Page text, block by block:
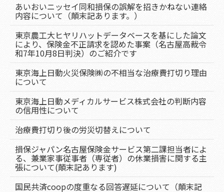
あいおいニッセイ同和損保の誤解を招きかねない連絡
内容について（顛末記あります。）
東京農工大ヒヤリハットデータベースを基にした論文
により、保険金不正請求を認めた事案（名古屋高裁令
和7年10月8日判決）のご紹介です
東京海上日動火災保険㈱の不相当な治療費打切り理由
について
東京海上日動メディカルサービス株式会社の判断内容
の信用性について
治療費打切り後の労災切替えについて
損保ジャパン名古屋保険金サービス第二課担当者によ
る、兼業家事従事者（専従者）の休業損害に関する主
張について(顛末記あります)
国民共済coopの度重なる回答遅延について（顛末記